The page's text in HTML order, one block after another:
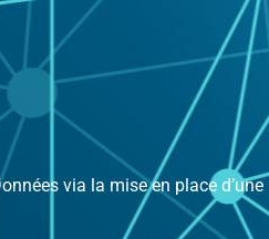
via la mise en place